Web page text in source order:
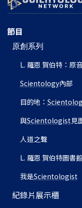
節目
原創系列
L. 羅恩 賀伯特：原
Scientology內部
目的地：
與Scientologist見
人道之聲
L. 羅恩 賀伯特圖書
我是Scientologist
紀錄片展示櫃